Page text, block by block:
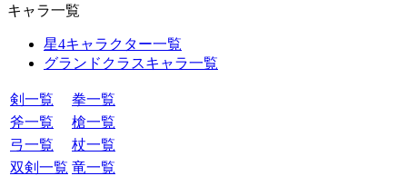
キャラ一覧
星4キャラクター一覧
グランドクラスキャラ一覧
剣一覧
拳一覧
斧一覧
槍一覧
弓一覧
杖一覧
双剣一覧 竜一覧